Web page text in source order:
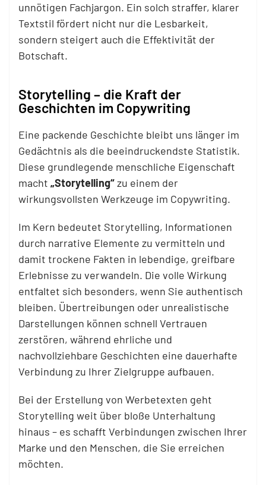
unnötigen Fachjargon. Ein solch straffer, klarer
Textstil fördert nicht nur die Lesbarkeit,
sondern steigert auch die Effektivität der
Botschaft.
Storytelling – die Kraft der
Geschichten im Copywriting
Eine packende Geschichte bleibt uns länger im
Gedächtnis als die beeindruckendste Statistik.
Diese grundlegende menschliche Eigenschaft
macht „Storytelling“zu einem der
wirkungsvollsten Werkzeuge im Copywriting.
Im Kern bedeutet Storytelling, Informationen
durch narrative Elemente zu vermitteln und
damit trockene Fakten in lebendige, greifbare
Erlebnisse zu verwandeln. Die volle Wirkung
entfaltet sich besonders, wenn Sie authentisch
bleiben. Übertreibungen oder unrealistische
Darstellungen können schnell Vertrauen
zerstören, während ehrliche und
nachvollziehbare Geschichten eine dauerhafte
Verbindung zu Ihrer Zielgruppe aufbauen.
Bei der Erstellung von Werbetexten geht
Storytelling weit über bloße Unterhaltung
hinaus – es schafft Verbindungen zwischen Ihrer
Marke und den Menschen, die Sie erreichen
möchten.